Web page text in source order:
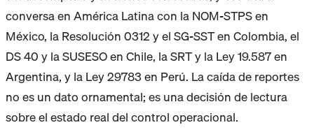
conversa en América Latina con la NOM-STPS en
México, la Resolución 0312 y el SG-SST en Colombia, el
DS 40 y la SUSESO en Chile, la SRT y la Ley 19.587 en
Argentina, y la Ley 29783 en Perú. La caída de reportes
no es un dato ornamental; es una decisión de lectura
sobre el estado real del control operacional.